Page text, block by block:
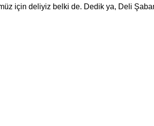
için deliyiz belki de. Dedik ya, Deli